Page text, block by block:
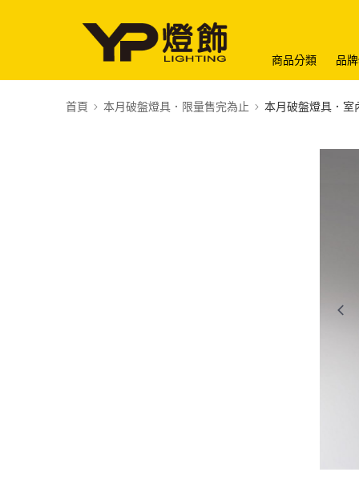
商品分類 品
首頁 本月破盤燈具．限量售完為止 本月破盤燈具．室